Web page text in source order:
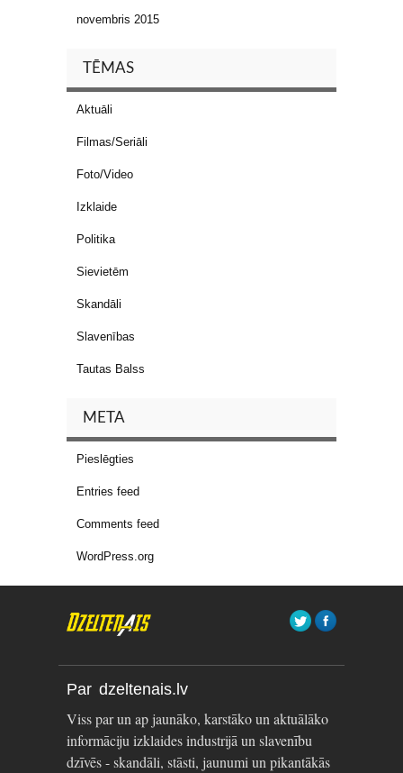
novembris 2015
TĒMAS
Aktuāli
Filmas/Seriāli
Foto/Video
Izklaide
Politika
Sievietēm
Skandāli
Slavenības
Tautas Balss
META
Pieslēgties
Entries feed
Comments feed
WordPress.org
Par dzeltenais.lv
Viss par un ap jaunāko, karstāko un aktuālāko
informāciju izklaides industrijā un slavenību
dzīvēs - skandāli, stāsti, jaunumi un pikantākās